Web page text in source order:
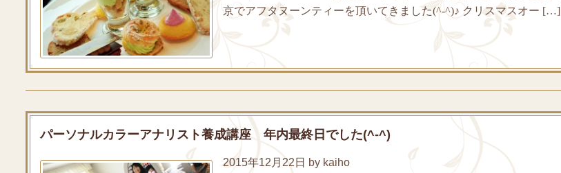
京でアフタヌーンティーを頂いてきました(^-^)♪ クリスマスオー […]
パーソナルカラーアナリスト養成講座 年内最終日でした(^-^)
2015年12月22日 by kaiho